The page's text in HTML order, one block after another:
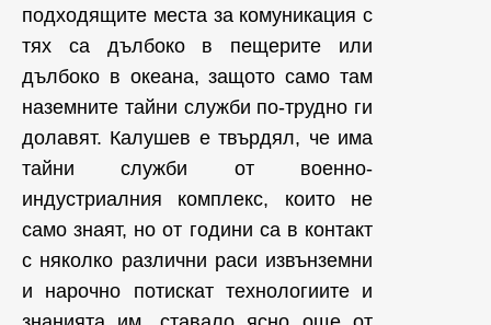
подходящите места за комуникация с
тях са дълбоко в пещерите или
дълбоко в океана, защото само там
наземните тайни служби по-трудно ги
долавят. Калушев е твърдял, че има
тайни служби от военно-
индустриалния комплекс, които не
само знаят, но от години са в контакт
с няколко различни раси извънземни
и нарочно потискат технологиите и